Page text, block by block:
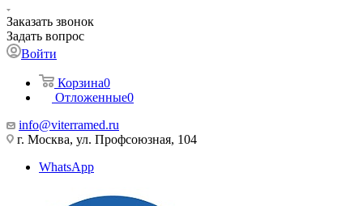
Заказать звонок
Задать вопрос
Войти
Корзина0
Отложенные0
info@viterramed.ru
г. Москва, ул. Профсоюзная, 104
WhatsApp